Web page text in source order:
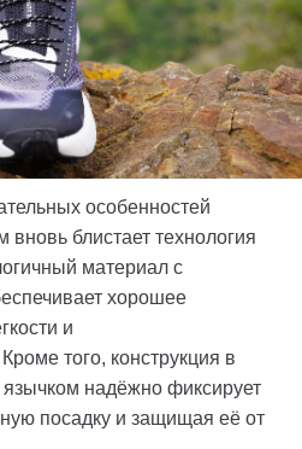
особенностей
вновь блистает технология
материал с
хорошее
и
того, конструкция в
надёжно фиксирует
посадку и защищая её от